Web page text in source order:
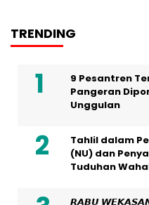
TRENDING
9 Pesantren
Pangeran
Unggulan
Tahlil dalam
(NU) dan
Tuduhan
𝙍𝘼𝘽𝙐